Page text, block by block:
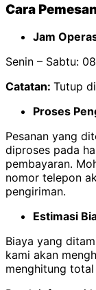
Cara
Jam
Senin – Sabtu:
Catatan: Tutup
Proses
Pesanan yang
diproses pada
pembayaran.
nomor telepon
pengiriman.
Estimasi
Biaya yang
kami akan
menghitung